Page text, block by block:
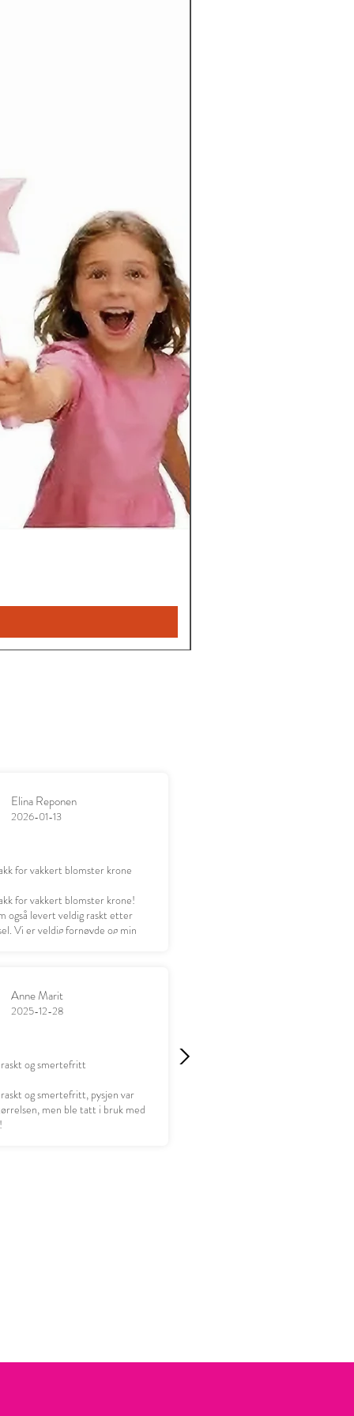
Elina Reponen
2026-01-13
for vakkert blomster krone
for vakkert blomster krone!
også levert veldig raskt etter
Vi er veldig fornøyde og min
Anne Marit
2025-12-28
og smertefritt
og smertefritt, pysjen var
men ble tatt i bruk med